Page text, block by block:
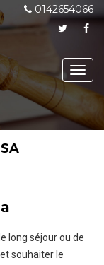
0142654066
long séjour ou de
souhaiter le